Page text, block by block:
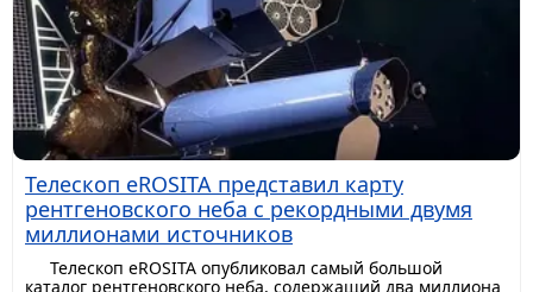
Телескоп eROSITA представил карту
рентгеновского неба с рекордными двумя
миллионами источников
Телескоп eROSITA опубликовал самый большой
каталог рентгеновского неба, содержащий два миллиона